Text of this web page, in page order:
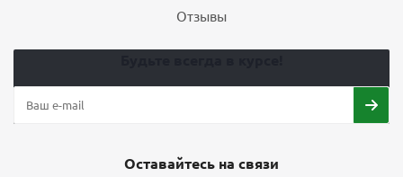
Отзывы
Оставайтесь на связи